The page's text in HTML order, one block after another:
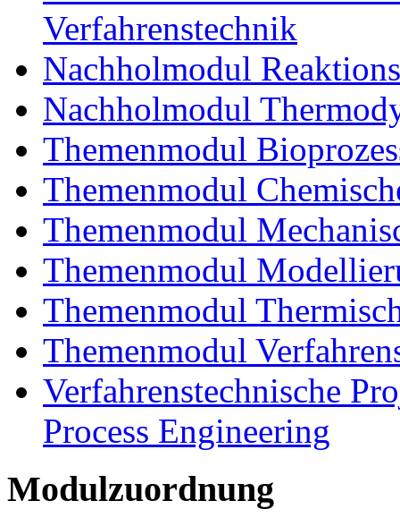
Verfahrenstechnik
Nachholmodul
Nachholmodul
Themenmodul
Themenmodul
Themenmodul
Themenmodul
Themenmodul
Themenmodul
Verfahrenstechnische
Process Engineering
Modulzuordnung